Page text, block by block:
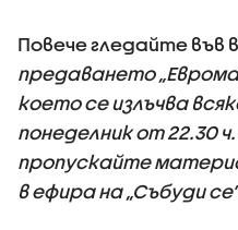
Повече гледайте във
предаването
което се излъчва
понеделник от 22.30 ч.
пропускайте
в ефира на „Събуди